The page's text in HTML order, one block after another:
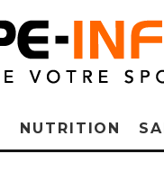
NUTRITION